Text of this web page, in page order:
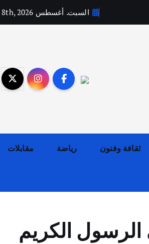
السبت. أغسطس 8th, 2026
ثقافة وفنون رياضة مقابلات
الكريم